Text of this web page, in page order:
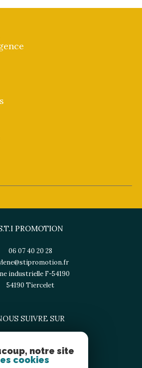
PROMOTION
06 07 40 20 28
industrielle F-54190
54190
tiercelet
SUIVRE SUR
notre site
cookies